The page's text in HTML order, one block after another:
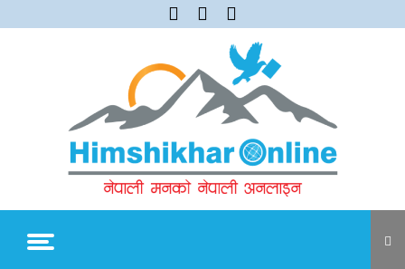
to
Himshikhar Online